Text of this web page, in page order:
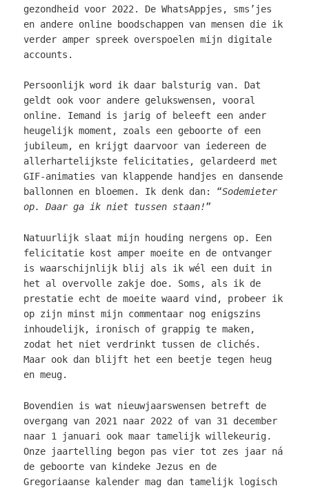
gezondheid voor 2022. De WhatsAppjes, sms’jes
en andere online boodschappen van mensen die ik
verder amper spreek overspoelen mijn digitale
accounts.
Persoonlijk word ik daar balsturig van. Dat
geldt ook voor andere gelukswensen, vooral
online. Iemand is jarig of beleeft een ander
heugelijk moment, zoals een geboorte of een
jubileum, en krijgt daarvoor van iedereen de
allerhartelijkste felicitaties, gelardeerd met
GIF-animaties van klappende handjes en dansende
ballonnen en bloemen. Ik denk dan: “Sodemieter
op. Daar ga ik niet tussen staan!”
Natuurlijk slaat mijn houding nergens op. Een
felicitatie kost amper moeite en de ontvanger
is waarschijnlijk blij als ik wél een duit in
het al overvolle zakje doe. Soms, als ik de
prestatie echt de moeite waard vind, probeer ik
op zijn minst mijn commentaar nog enigszins
inhoudelijk, ironisch of grappig te maken,
zodat het niet verdrinkt tussen de clichés.
Maar ook dan blijft het een beetje tegen heug
en meug.
Bovendien is wat nieuwjaarswensen betreft de
overgang van 2021 naar 2022 of van 31 december
naar 1 januari ook maar tamelijk willekeurig.
Onze jaartelling begon pas vier tot zes jaar ná
de geboorte van kindeke Jezus en de
Gregoriaanse kalender mag dan tamelijk logisch